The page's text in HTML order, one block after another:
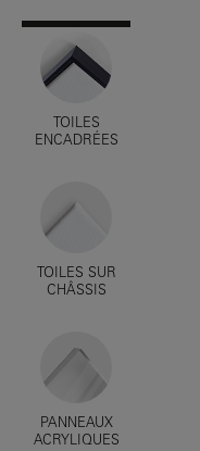
TOILES
ENCADRÉES
TOILES SUR
CHÂSSIS
PANNEAUX
ACRYLIQUES